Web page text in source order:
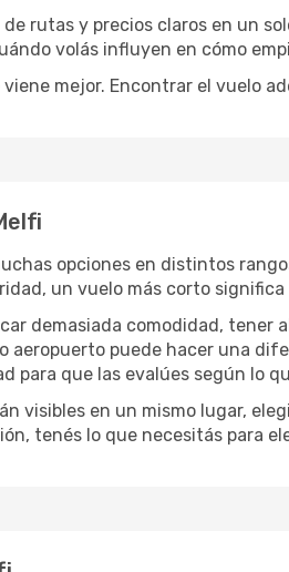
rutas y precios claros en un
volás influyen en cómo
mejor. Encontrar el vuelo
opciones en distintos
un vuelo más corto
demasiada comodidad,
aeropuerto puede hacer una
para que las evalúes según lo
visibles en un mismo lugar,
tenés lo que necesitás para